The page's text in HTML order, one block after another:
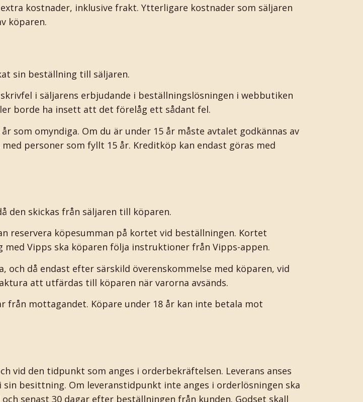
kostnader, inklusive frakt. Ytterligare kostnader som säljaren
köparen.
sin beställning till säljaren.
i säljarens erbjudande i beställningslösningen i webbutiken
borde ha insett att det förelåg ett sådant fel.
som omyndiga. Om du är under 15 år måste avtalet godkännas av
personer som fyllt 15 år. Kreditköp kan endast göras med
den skickas från säljaren till köparen.
reservera köpesumman på kortet vid beställningen. Kortet
med Vipps ska köparen följa instruktioner från Vipps-appen.
och då endast efter särskild överenskommelse med köparen, vid
att utfärdas till köparen när varorna avsänds.
från mottagandet. Köpare under 18 år kan inte betala mot
vid den tidpunkt som anges i orderbekräftelsen. Leverans anses
besittning. Om leveranstidpunkt inte anges i orderlösningen ska
senast 30 dagar efter beställningen från kunden. Godset skall